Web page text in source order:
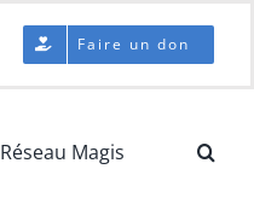
Faire un don
Réseau Magis